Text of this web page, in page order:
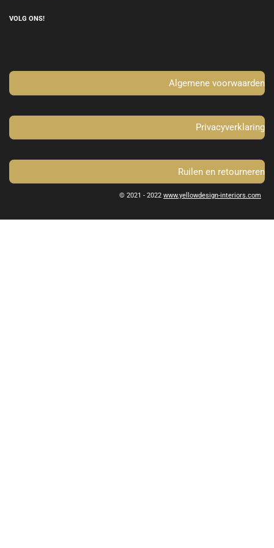
e
t
m
VOLG ONS!
Algemene voorwaarden
Privacyverklaring
Ruilen en retourneren
© 2021 - 2022 www.yellowdesign-interiors.com